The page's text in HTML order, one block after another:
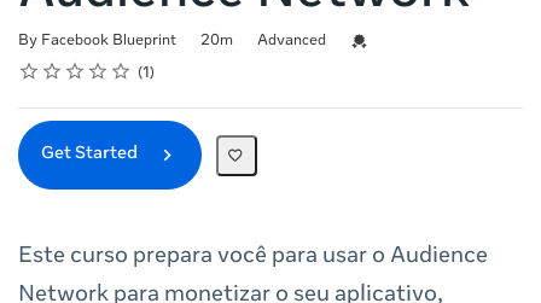
By Facebook Blueprint
Duration 20m
Difficulty Advanced
Credential For Completion
Rating
1 star
2 stars
3 stars
4 stars
5 stars
Average rating: 5.0 1
1 review
Get Started
Este curso prepara você para usar o Audience
Network para monetizar o seu aplicativo,